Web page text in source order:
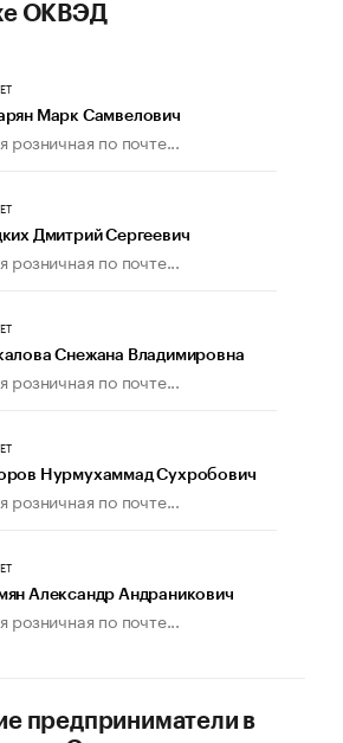
стареет иначе». Как живет глава
ОКВЭД
Марк Самвелович
розничная по почте...
Дмитрий Сергеевич
розничная по почте...
Снежана Владимировна
розничная по почте...
Нурмухаммад Сухробович
розничная по почте...
Александр Андраникович
розничная по почте...
предприниматели в